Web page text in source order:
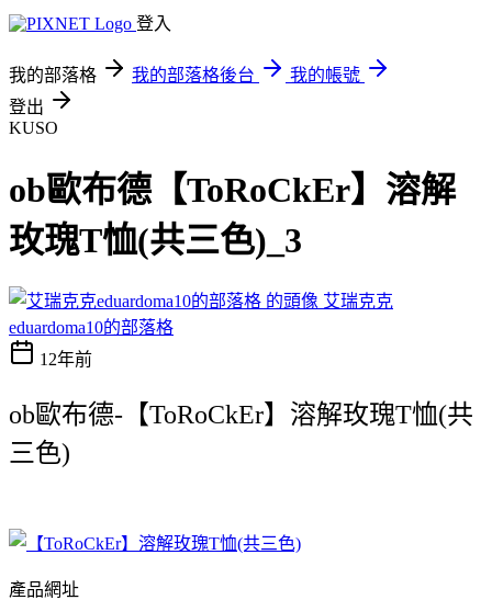
登入
我的部落格 我的部落格後台
我的帳號
登出
KUSO
ob歐布德【ToRoCkEr】溶解
玫瑰T恤(共三色)_3
艾瑞克克
eduardoma10的部落格
12年前
ob歐布德-【ToRoCkEr】溶解玫瑰T恤(共
三色)
產品網址